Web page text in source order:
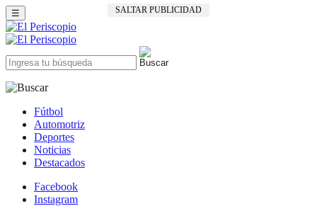
SALTAR PUBLICIDAD
☰
Fútbol
Automotriz
Deportes
Noticias
Destacados
Facebook
Instagram